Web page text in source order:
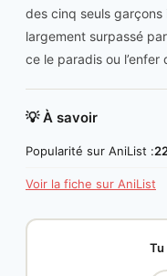
des cinq seuls garçons
largement surpassé
ce le paradis ou
💡 À savoir
Popularité sur AniList :
Voir la fiche sur AniList
Tu